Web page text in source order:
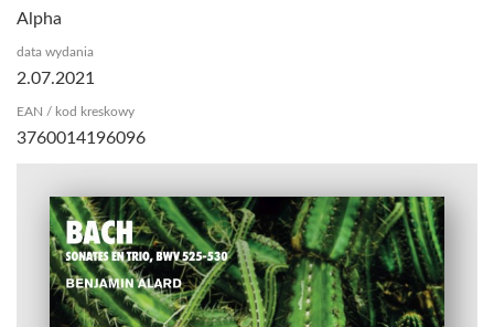
Alpha
data wydania
2.07.2021
EAN / kod kreskowy
3760014196096